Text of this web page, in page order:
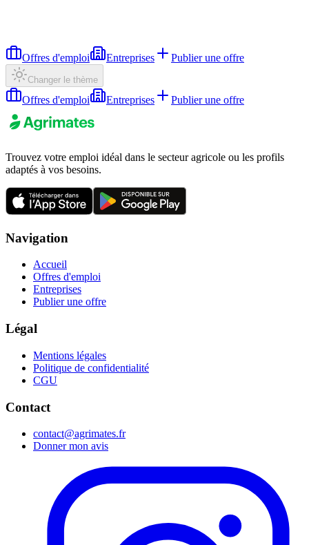
Offres d'emploi Entreprises Publier une offre
Changer le thème
Offres d'emploi Entreprises Publier une offre
Trouvez votre emploi idéal dans le secteur agricole ou les profils
adaptés à vos besoins.
Navigation
Accueil
Offres d'emploi
Entreprises
Publier une offre
Légal
Mentions légales
Politique de confidentialité
CGU
Contact
contact@agrimates.fr
Donner mon avis